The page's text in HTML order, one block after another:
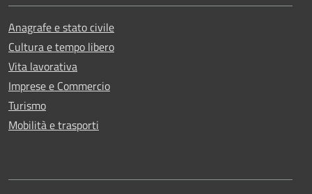
Anagrafe e stato civile
Cultura e tempo libero
Vita lavorativa
Imprese e Commercio
Turismo
Mobilità e trasporti